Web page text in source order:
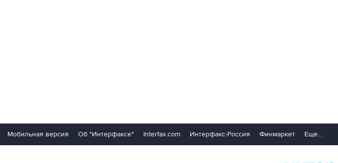
Мобильная версия Об "Интерфаксе" Interfax.com Интерфакс-Россия Финмаркет Еще...